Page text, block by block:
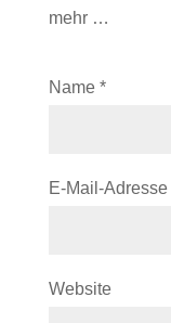
mehr …
Name *
E-Mail-Adresse
Website